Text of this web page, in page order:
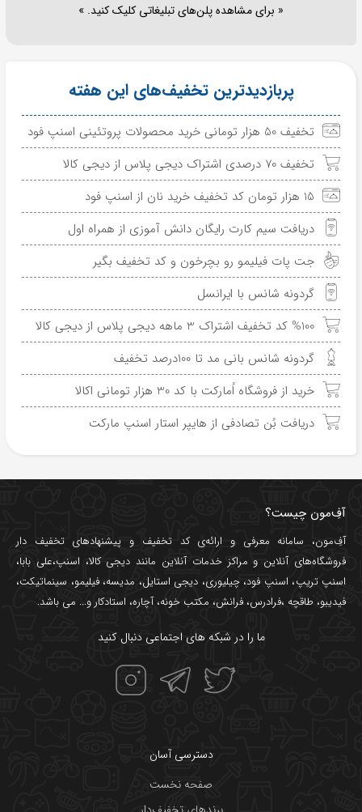
« برای مشاهده پلن‌های تبلیغاتی کلیک کنید. »
پربازدیدترین تخفیف‌های این هفته
تخفیف 50 هزار تومانی خرید محصولات پروتئینی اسنپ فود
تخفیف 70 درصدی اشتراک دیجی پلاس از دیجی کالا
15 هزار تومان کد تخفیف خرید نان از اسنپ فود
دریافت سیم کارت رایگان دانش آموزی از همراه اول
جت پات فیلیمو رو بچرخون و کد تخفیف بگیر
گردونه شانس با ایرانسل
%100 کد تخفیف اشتراک 3 ماهه دیجی پلاس از دیجی کالا
گردونه شانس بانی مد تا 100درصد تخفیف
خرید از فروشگاه اُمارکت با کد 30 هزار تومانی اکالا
دریافت بُن تصادفی از هایپر استار اسنپ مارکت
آفِ‌مون چیست؟
آفِ‌مون، سامانه معرفی و ارائه‌یکد تخفیف و پیشنهادهای تخفیف دار
فروشگاه‌های آنلاین و مراکز خدمات آنلاین مانند دیجی کالا، اسنپ،علی بابا،
اسنپ تریپ، اسنپ فود،چیلیوری، دیجی استایل، مدیسه،فیلیمو، سینماتیکت،
فیدیبو، طاقچه ،فرادرس، فرانش، مکتب خونه،آچاره، استادکار و... می باشد.
ما را در شبکه های اجتماعی دنبال کنید
دسترسی آسان
صفحه نخست